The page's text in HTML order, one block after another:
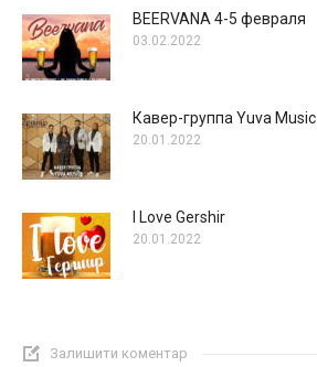
BEERVANA 4-5 февраля
03.02.2022
Кавер-группа Yuva Music
20.01.2022
I Love Gershir
20.01.2022
Залишити коментар